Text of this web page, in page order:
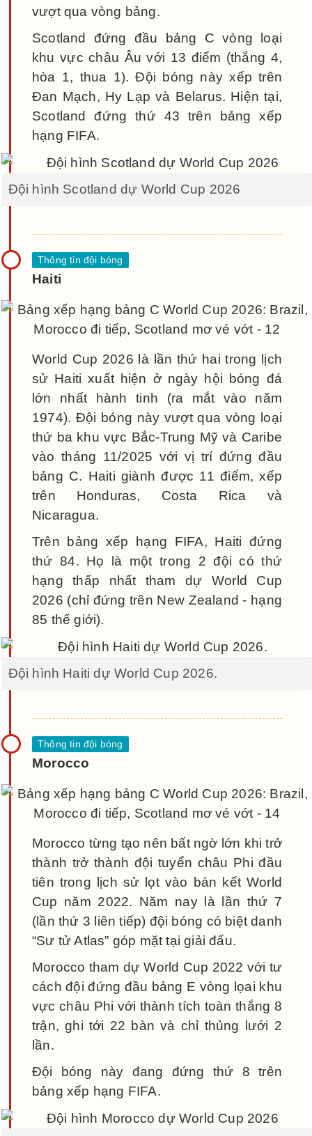
vượt qua vòng bảng.
Scotland đứng đầu bảng C vòng loại
khu vực châu Âu với 13 điểm (thắng 4,
hòa 1, thua 1). Đội bóng này xếp trên
Đan Mạch, Hy Lạp và Belarus. Hiện tại,
Scotland đứng thứ 43 trên bảng xếp
hạng FIFA.
Đội hình Scotland dự World Cup 2026
Haiti
World Cup 2026 là lần thứ hai trong lịch
sử Haiti xuất hiện ở ngày hội bóng đá
lớn nhất hành tinh (ra mắt vào năm
1974). Đội bóng này vượt qua vòng loại
thứ ba khu vực Bắc-Trung Mỹ và Caribe
vào tháng 11/2025 với vị trí đứng đầu
bảng C. Haiti giành được 11 điểm, xếp
trên Honduras, Costa Rica và
Nicaragua.
Trên bảng xếp hạng FIFA, Haiti đứng
thứ 84. Họ là một trong 2 đội có thứ
hạng thấp nhất tham dự World Cup
2026 (chỉ đứng trên New Zealand - hạng
85 thế giới).
Đội hình Haiti dự World Cup 2026.
Morocco
Morocco từng tạo nên bất ngờ lớn khi trở
thành trở thành đội tuyển châu Phi đầu
tiên trong lịch sử lọt vào bán kết World
Cup năm 2022. Năm nay là lần thứ 7
(lần thứ 3 liên tiếp) đội bóng có biệt danh
“Sư tử Atlas” góp mặt tại giải đấu.
Morocco tham dự World Cup 2022 với tư
cách đội đứng đầu bảng E vòng lọai khu
vực châu Phi với thành tích toàn thắng 8
trận, ghi tới 22 bàn và chỉ thủng lưới 2
lần.
Đội bóng này đang đứng thứ 8 trên
bảng xếp hạng FIFA.